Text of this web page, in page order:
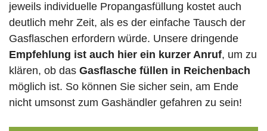
jeweils individuelle Propangasfüllung kostet auch
deutlich mehr Zeit, als es der einfache Tausch der
Gasflaschen erfordern würde. Unsere dringende
Empfehlung ist auch hier ein kurzer Anruf, um zu
klären, ob das Gasflasche füllen in Reichenbach
möglich ist. So können Sie sicher sein, am Ende
nicht umsonst zum Gashändler gefahren zu sein!